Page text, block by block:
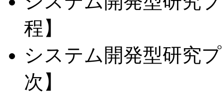
程】
システム開発型研究
次】